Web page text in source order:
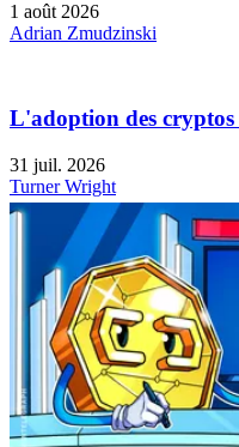
1 août 2026
Adrian Zmudzinski
L'adoption des
31 juil. 2026
Turner Wright